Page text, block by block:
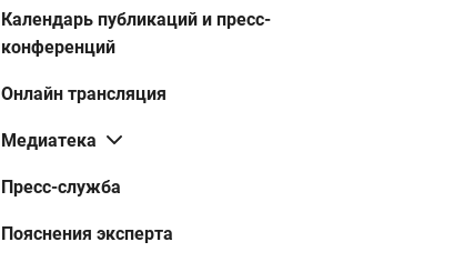
Календарь публикаций и пресс-
конференций
Онлайн трансляция
Медиатека
Пресс-служба
Пояснения эксперта